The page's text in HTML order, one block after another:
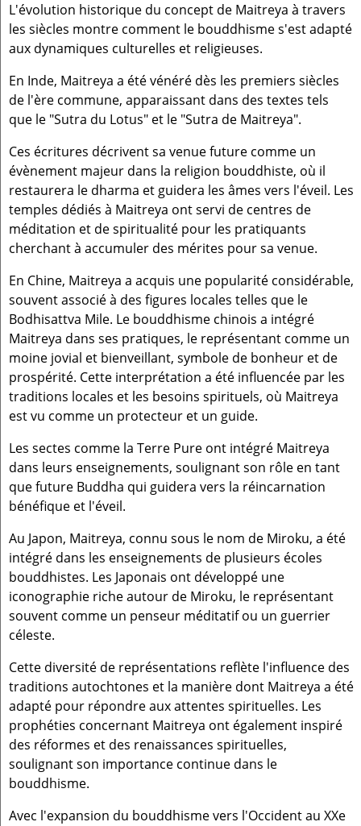
L'évolution historique du concept de Maitreya à travers
les siècles montre comment le bouddhisme s'est adapté
aux dynamiques culturelles et religieuses.
En Inde, Maitreya a été vénéré dès les premiers siècles
de l'ère commune, apparaissant dans des textes tels
que le "Sutra du Lotus" et le "Sutra de Maitreya".
Ces écritures décrivent sa venue future comme un
évènement majeur dans la religion bouddhiste, où il
restaurera le dharma et guidera les âmes vers l'éveil. Les
temples dédiés à Maitreya ont servi de centres de
méditation et de spiritualité pour les pratiquants
cherchant à accumuler des mérites pour sa venue.
En Chine, Maitreya a acquis une popularité considérable,
souvent associé à des figures locales telles que le
Bodhisattva Mile. Le bouddhisme chinois a intégré
Maitreya dans ses pratiques, le représentant comme un
moine jovial et bienveillant, symbole de bonheur et de
prospérité. Cette interprétation a été influencée par les
traditions locales et les besoins spirituels, où Maitreya
est vu comme un protecteur et un guide.
Les sectes comme la Terre Pure ont intégré Maitreya
dans leurs enseignements, soulignant son rôle en tant
que future Buddha qui guidera vers la réincarnation
bénéfique et l'éveil.
Au Japon, Maitreya, connu sous le nom de Miroku, a été
intégré dans les enseignements de plusieurs écoles
bouddhistes. Les Japonais ont développé une
iconographie riche autour de Miroku, le représentant
souvent comme un penseur méditatif ou un guerrier
céleste.
Cette diversité de représentations reflète l'influence des
traditions autochtones et la manière dont Maitreya a été
adapté pour répondre aux attentes spirituelles. Les
prophéties concernant Maitreya ont également inspiré
des réformes et des renaissances spirituelles,
soulignant son importance continue dans le
bouddhisme.
Avec l'expansion du bouddhisme vers l'Occident au XXe